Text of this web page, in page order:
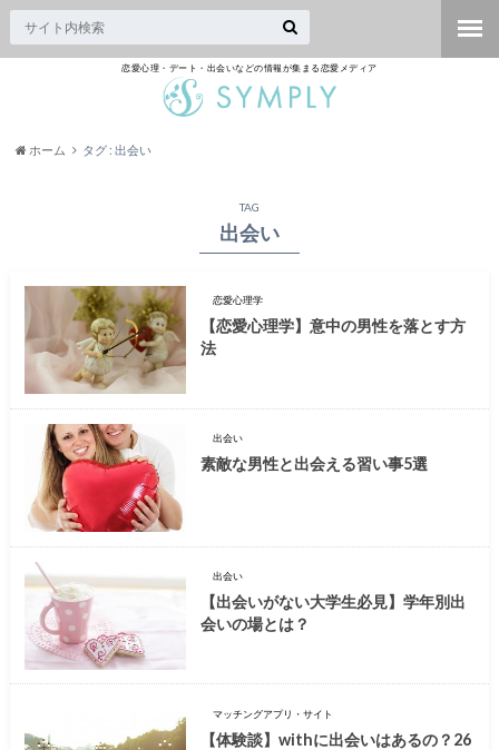
恋愛心理・デート・出会いなどの情報が集まる恋愛メディア
ホーム タグ : 出会い
TAG
出会い
恋愛心理学
【恋愛心理学】意中の男性を落とす方
法
出会い
素敵な男性と出会える習い事5選
出会い
【出会いがない大学生必見】学年別出
会いの場とは？
マッチングアプリ・サイト
【体験談】withに出会いはあるの？26